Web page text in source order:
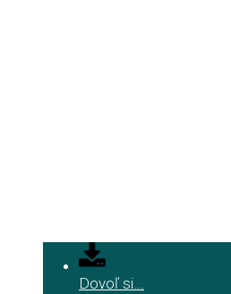
Dovoľ si...